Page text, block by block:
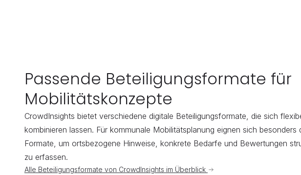
Passende Beteiligungsformate für
Mobilitätskonzepte
CrowdInsights bietet verschiedene digitale Beteiligungsformate, die sich
kombinieren lassen. Für kommunale Mobilitätsplanung eignen sich besonders
Formate, um ortsbezogene Hinweise, konkrete Bedarfe und Bewertungen
zu erfassen.
Alle Beteiligungsformate von CrowdInsights im Überblick